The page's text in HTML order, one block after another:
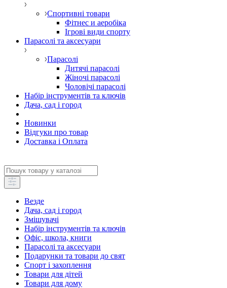
Спортивні товари
Фітнес и аеробіка
Ігрові види спорту
Парасолі та аксесуари
Парасолі
Дитячі парасолі
Жіночі парасолі
Чоловічі парасолі
Набір інструментів та ключів
Дача, сад і город
Новинки
Відгуки про товар
Доставка і Оплата
Везде
Дача, сад і город
Змішувачі
Набір інструментів та ключів
Офіс, школа, книги
Парасолі та аксесуари
Подарунки та товари до свят
Спорт і захоплення
Товари для дітей
Товари для дому